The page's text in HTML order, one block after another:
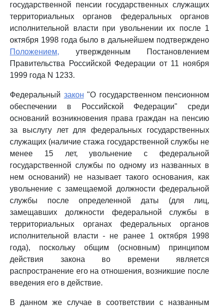
государственной пенсии государственных служащих
территориальных органов федеральных органов
исполнительной власти при увольнении их после 1
октября 1998 года было в дальнейшем подтверждено
Положением, утвержденным Постановлением
Правительства Российской Федерации от 11 ноября
1999 года N 1233.
Федеральный закон "О государственном пенсионном
обеспечении в Российской Федерации" среди
оснований возникновения права граждан на пенсию
за выслугу лет для федеральных государственных
служащих (наличие стажа государственной службы не
менее 15 лет, увольнение с федеральной
государственной службы по одному из названных в
нем оснований) не называет такого основания, как
увольнение с замещаемой должности федеральной
службы после определенной даты (для лиц,
замещавших должности федеральной службы в
территориальных органах федеральных органов
исполнительной власти - не ранее 1 октября 1998
года), поскольку общим (основным) принципом
действия закона во времени является
распространение его на отношения, возникшие после
введения его в действие.
В данном же случае в соответствии с названным